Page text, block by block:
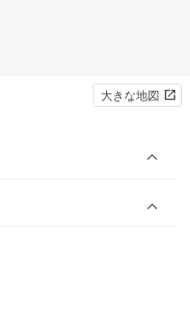
大きな地図